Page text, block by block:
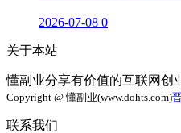
2026-07-08 0
关于本站
懂副业分享有价值的互联网创
Copyright @ 懂副业(www.dohts.com)
联系我们